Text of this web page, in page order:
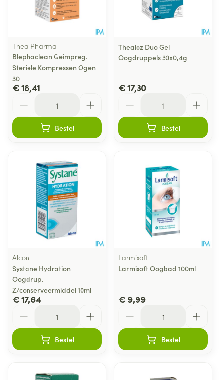
Thea Pharma
Blephaclean Geimpreg.
Steriele Kompressen Ogen
30
€ 18,41
Bestel
Thealoz Duo Gel
Oogdruppels 30x0,4g
€ 17,30
Bestel
Alcon
Systane Hydration
Oogdrup.
Z/conserveermiddel 10ml
€ 17,64
Bestel
Larmisoft
Larmisoft Oogbad 100ml
€ 9,99
Bestel